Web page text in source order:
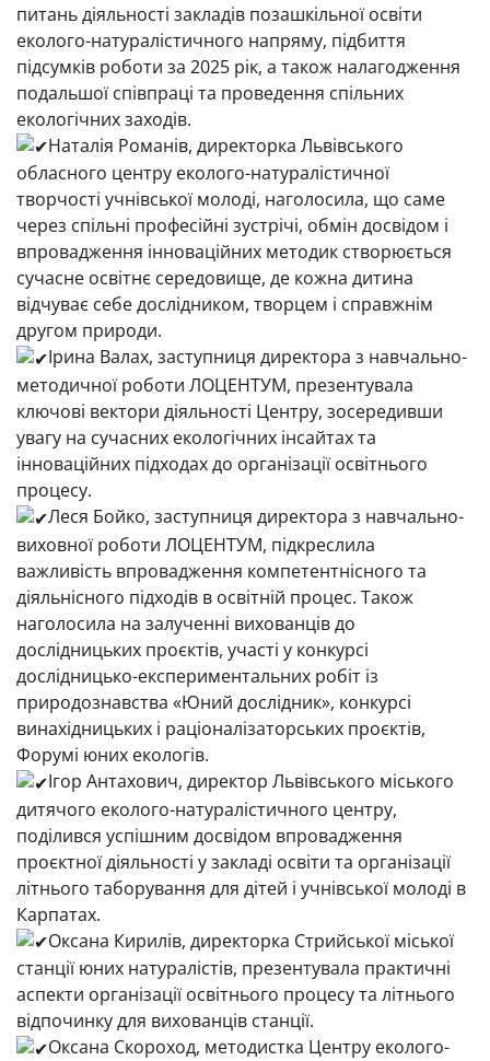
питань діяльності закладів позашкільної освіти
еколого-натуралістичного напряму, підбиття
підсумків роботи за 2025 рік, а також налагодження
подальшої співпраці та проведення спільних
екологічних заходів.
Наталія Романів, директорка Львівського
обласного центру еколого-натуралістичної
творчості учнівської молоді, наголосила, що саме
через спільні професійні зустрічі, обмін досвідом і
впровадження інноваційних методик створюється
сучасне освітнє середовище, де кожна дитина
відчуває себе дослідником, творцем і справжнім
другом природи.
Ірина Валах, заступниця директора з навчально-
методичної роботи ЛОЦЕНТУМ, презентувала
ключові вектори діяльності Центру, зосередивши
увагу на сучасних екологічних інсайтах та
інноваційних підходах до організації освітнього
процесу.
Леся Бойко, заступниця директора з навчально-
виховної роботи ЛОЦЕНТУМ, підкреслила
важливість впровадження компетентнісного та
діяльнісного підходів в освітній процес. Також
наголосила на залученні вихованців до
дослідницьких проєктів, участі у конкурсі
дослідницько-експериментальних робіт із
природознавства «Юний дослідник», конкурсі
винахідницьких і раціоналізаторських проєктів,
Форумі юних екологів.
Ігор Антахович, директор Львівського міського
дитячого еколого-натуралістичного центру,
поділився успішним досвідом впровадження
проєктної діяльності у закладі освіти та організації
літнього таборування для дітей і учнівської молоді в
Карпатах.
Оксана Кирилів, директорка Стрийської міської
станції юних натуралістів, презентувала практичні
аспекти організації освітнього процесу та літнього
відпочинку для вихованців станції.
Оксана Скороход, методистка Центру еколого-